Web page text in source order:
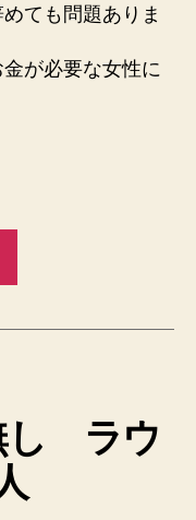
ても問題ありま
が必要な女性に
払
カ
ウ
タ
し ラウ